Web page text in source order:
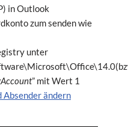
in Outlook
zum senden wie
unter
” mit Wert 1
ändern